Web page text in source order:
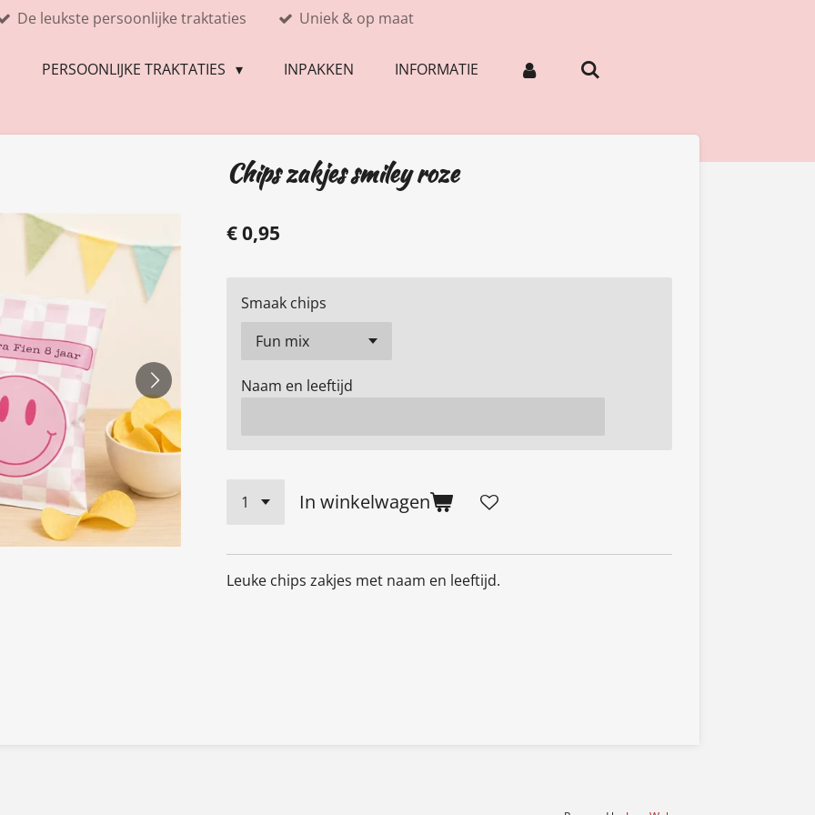
De leukste persoonlijke traktaties Uniek & op maat
PERSOONLIJKE TRAKTATIES INPAKKEN INFORMATIE
Chips zakjes smiley roze
€ 0,95
Smaak chips
Naam en leeftijd
In winkelwagen
Leuke chips zakjes met naam en leeftijd.